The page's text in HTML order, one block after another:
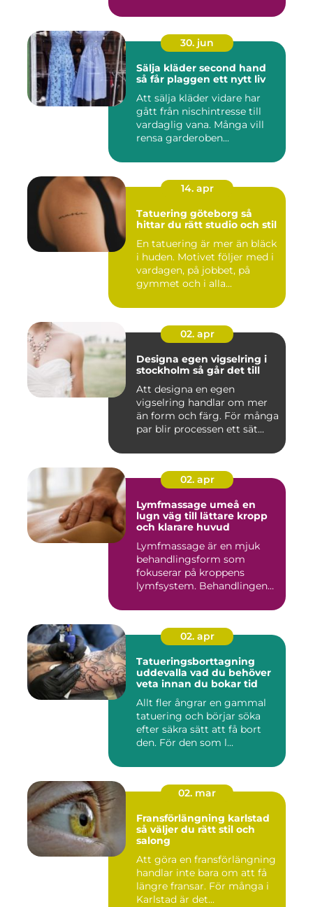
30. jun
Sälja kläder second hand
så får plaggen ett nytt liv
Att sälja kläder vidare har
gått från nischintresse till
vardaglig vana. Många vill
rensa garderoben...
14. apr
Tatuering göteborg så
hittar du rätt studio och stil
En tatuering är mer än bläck
i huden. Motivet följer med i
vardagen, på jobbet, på
gymmet och i alla...
02. apr
Designa egen vigselring i
stockholm så går det till
Att designa en egen
vigselring handlar om mer
än form och färg. För många
par blir processen ett sät...
02. apr
Lymfmassage umeå en
lugn väg till lättare kropp
och klarare huvud
Lymfmassage är en mjuk
behandlingsform som
fokuserar på kroppens
lymfsystem. Behandlingen
02. apr
Tatueringsborttagning
uddevalla vad du behöver
veta innan du bokar tid
Allt fler ångrar en gammal
tatuering och börjar söka
efter säkra sätt att få bort
den. För den som l...
02. mar
Fransförlängning karlstad
så väljer du rätt stil och
salong
Att göra en fransförlängning
handlar inte bara om att få
längre fransar. För många i
Karlstad är det...